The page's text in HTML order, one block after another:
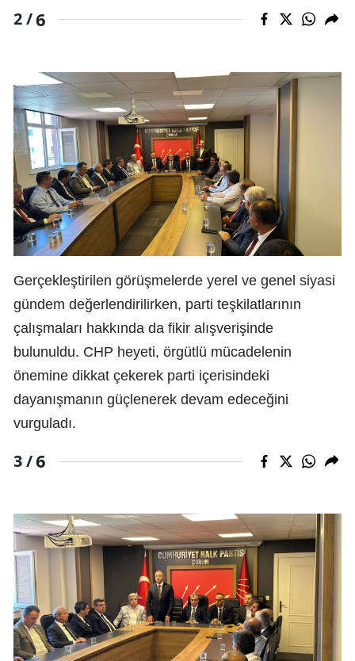
2 /6
Gerçekleştirilen görüşmelerde yerel ve genel siyasi
gündem değerlendirilirken, parti teşkilatlarının
çalışmaları hakkında da fikir alışverişinde
bulunuldu. CHP heyeti, örgütlü mücadelenin
önemine dikkat çekerek parti içerisindeki
dayanışmanın güçlenerek devam edeceğini
vurguladı.
3 /6